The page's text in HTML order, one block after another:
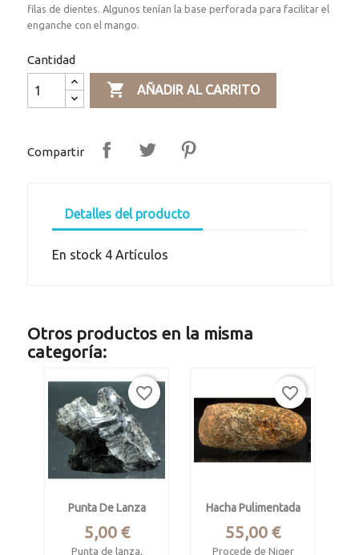
filas de dientes. Algunos tenían la base perforada para facilitar el
enganche con el mango.
Cantidad
 AÑADIR AL CARRITO
Compartir
Detalles del producto
En stock 4 Artículos
Otros productos en la misma
categoría:
Punta De Lanza
Precio
5,00 €
Punta de lanza,
favorite_border
Hacha Pulimentada
Precio
55,00 €
Procede de Niger
favorite_border